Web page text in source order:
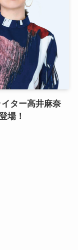
イター高井麻奈
場！